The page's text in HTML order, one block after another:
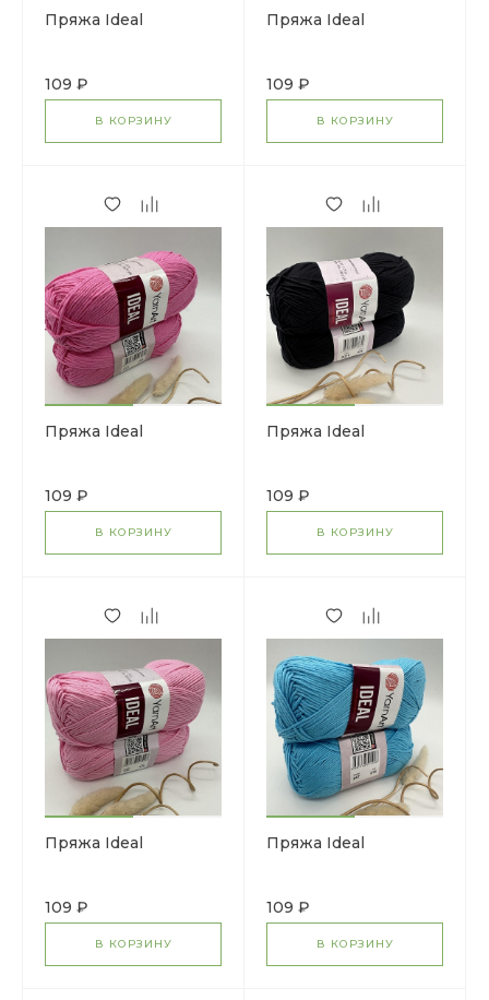
Пряжа Ideal
109 ₽
В КОРЗИНУ
Пряжа Ideal
109 ₽
В КОРЗИНУ
Пряжа Ideal
109 ₽
В КОРЗИНУ
Пряжа Ideal
109 ₽
В КОРЗИНУ
Пряжа Ideal
109 ₽
В КОРЗИНУ
Пряжа Ideal
109 ₽
В КОРЗИНУ